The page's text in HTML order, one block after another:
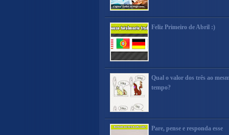
Feliz Primeiro de Abril :)
Qual o valor dos três ao
tempo?
Pare, pense e responda esse